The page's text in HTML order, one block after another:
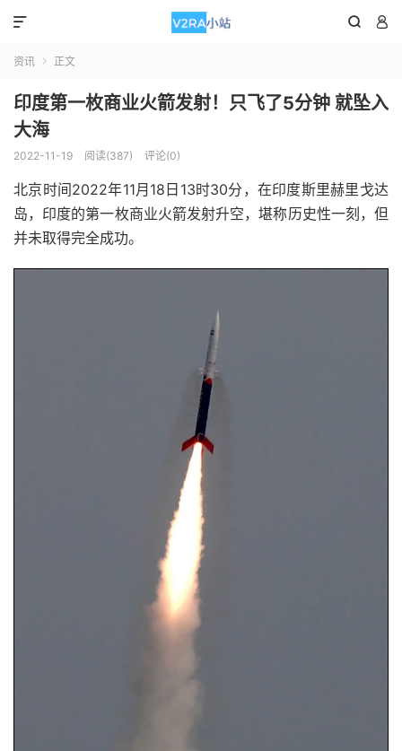
 

资讯  正文
印度第一枚商业火箭发射！只飞了5分钟 就坠入
大海
2022-11-19 阅读(387) 评论(0)
北京时间2022年11月18日13时30分，在印度斯里赫里戈达
岛，印度的第一枚商业火箭发射升空，堪称历史性一刻，但
并未取得完全成功。